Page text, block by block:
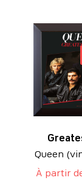
Queen
À partir